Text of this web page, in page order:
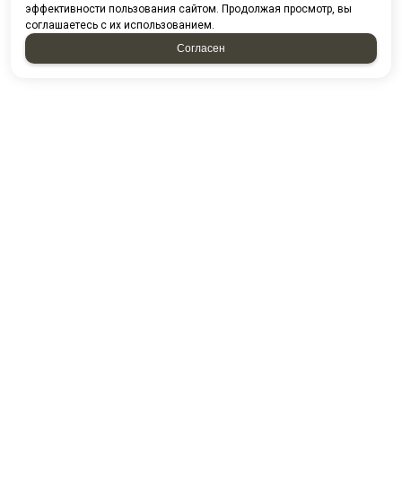
эффективности пользования сайтом. Продолжая просмотр, вы
соглашаетесь с их использованием.
Согласен